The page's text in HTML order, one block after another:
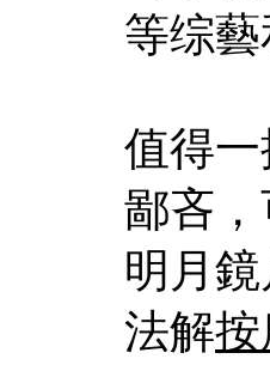
等综
值得
鄙吝
明月
法解按